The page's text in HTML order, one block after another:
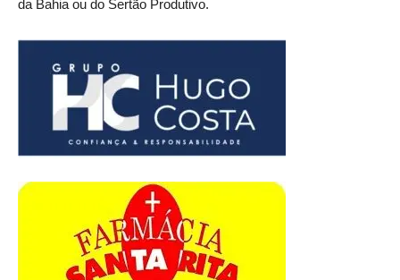
da Bahia ou do Sertão Produtivo.